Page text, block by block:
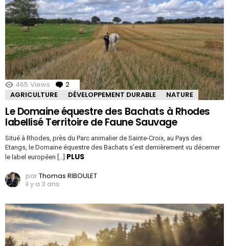
465 Views 2
Comments
AGRICULTURE
DÉVELOPPEMENT DURABLE NATURE
Le Domaine équestre des Bachats à Rhodes
labellisé Territoire de Faune Sauvage
Situé à Rhodes, près du Parc animalier de Sainte-Croix, au Pays des
Etangs, le Domaine équestre des Bachats s’est dernièrement vu décerner
le label européen […] PLUS
parThomas RIBOULET
il y a 3 ans